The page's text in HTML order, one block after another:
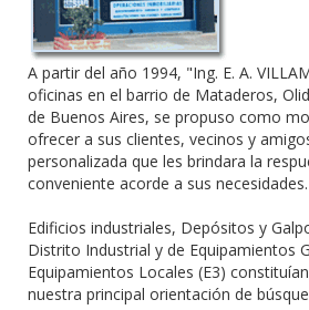
A partir del año 1994, "Ing. E. A.
oficinas en el barrio de Mataderos,
de Buenos Aires, se propuso como
ofrecer a sus clientes, vecinos y
personalizada que les brindara la
conveniente acorde a sus necesidades.
Edificios industriales, Depósitos y
Distrito Industrial y de Equipamientos
Equipamientos Locales (E3)
nuestra principal orientación de